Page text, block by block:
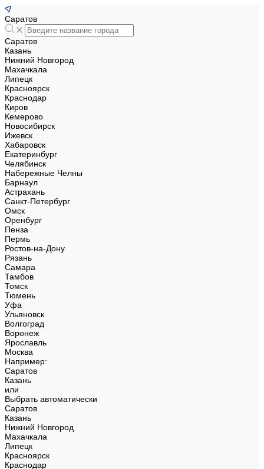
Саратов
Саратов
Казань
Нижний Новгород
Махачкала
Липецк
Красноярск
Краснодар
Киров
Кемерово
Новосибирск
Ижевск
Хабаровск
Екатеринбург
Челябинск
Набережные Челны
Барнаул
Астрахань
Санкт-Петербург
Омск
Оренбург
Пенза
Пермь
Ростов-на-Дону
Рязань
Самара
Тамбов
Томск
Тюмень
Уфа
Ульяновск
Волгоград
Воронеж
Ярославль
Москва
Например:
Саратов
Казань
или
Выбрать автоматически
Саратов
Казань
Нижний Новгород
Махачкала
Липецк
Красноярск
Краснодар